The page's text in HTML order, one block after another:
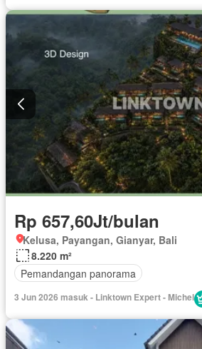
Rp 657,60Jt/bulan
Kelusa, Payangan, Gianyar, Bali
8.220 m²
Pemandangan panorama
3 Jun 2026 masuk - Linktown Expert - Michel